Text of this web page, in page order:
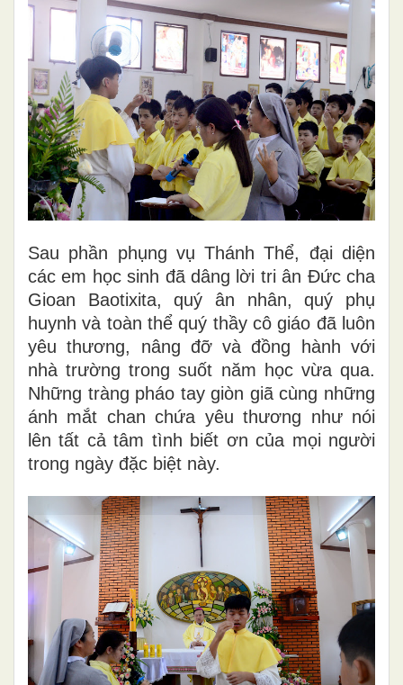
Sau phần phụng vụ Thánh Thể, đại diện
các em học sinh đã dâng lời tri ân Đức cha
Gioan Baotixita, quý ân nhân, quý phụ
huynh và toàn thể quý thầy cô giáo đã luôn
yêu thương, nâng đỡ và đồng hành với
nhà trường trong suốt năm học vừa qua.
Những tràng pháo tay giòn giã cùng những
ánh mắt chan chứa yêu thương như nói
lên tất cả tâm tình biết ơn của mọi người
trong ngày đặc biệt này.